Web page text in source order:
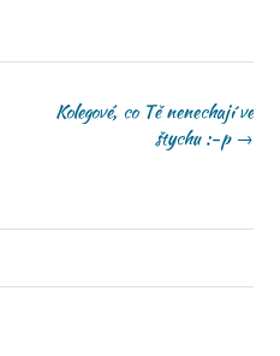
Kolegové, co Tě nenechají ve
štychu :-p →